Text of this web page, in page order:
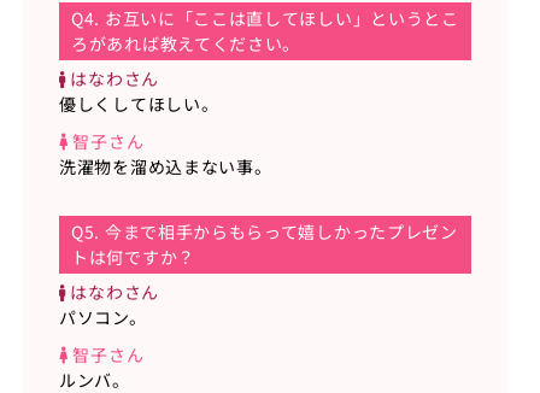
Q4. お互いに「ここは直してほしい」というとこ
ろがあれば教えてください。
はなわさん
優しくしてほしい。
智子さん
洗濯物を溜め込まない事。
Q5. 今まで相手からもらって嬉しかったプレゼン
トは何ですか？
はなわさん
パソコン。
智子さん
ルンバ。